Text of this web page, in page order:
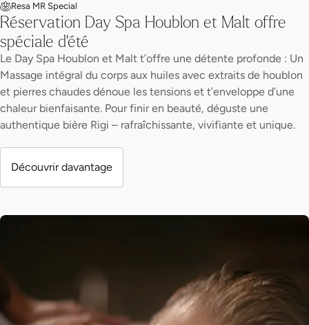
Resa MR Special
Réservation Day Spa Houblon et Malt offre
spéciale d'été
Le Day Spa Houblon et Malt t’offre une détente profonde : Un
Massage intégral du corps aux huiles avec extraits de houblon
et pierres chaudes dénoue les tensions et t’enveloppe d’une
chaleur bienfaisante. Pour finir en beauté, déguste une
authentique bière Rigi – rafraîchissante, vivifiante et unique.
Découvrir davantage